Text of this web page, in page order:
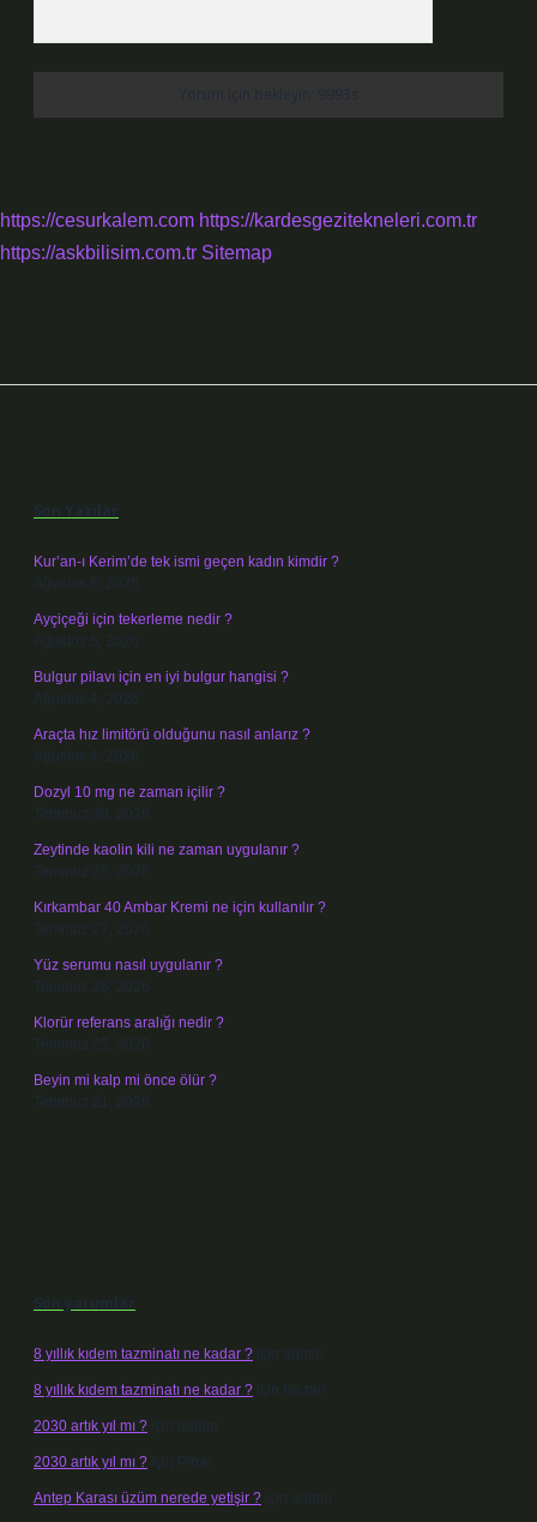
https://cesurkalem.com https://kardesgezitekneleri.com.tr
https://askbilisim.com.tr Sitemap
Son Yazılar
Kur’an-ı Kerim’de tek ismi geçen kadın kimdir ?
Ağustos 6, 2026
Ayçiçeği için tekerleme nedir ?
Ağustos 5, 2026
Bulgur pilavı için en iyi bulgur hangisi ?
Ağustos 4, 2026
Araçta hız limitörü olduğunu nasıl anlarız ?
Ağustos 4, 2026
Dozyl 10 mg ne zaman içilir ?
Temmuz 30, 2026
Zeytinde kaolin kili ne zaman uygulanır ?
Temmuz 29, 2026
Kırkambar 40 Ambar Kremi ne için kullanılır ?
Temmuz 27, 2026
Yüz serumu nasıl uygulanır ?
Temmuz 26, 2026
Klorür referans aralığı nedir ?
Temmuz 25, 2026
Beyin mi kalp mi önce ölür ?
Temmuz 21, 2026
Son yorumlar
8 yıllık kıdem tazminatı ne kadar ? için admin
8 yıllık kıdem tazminatı ne kadar ? için Nazan
2030 artık yıl mı ? için admin
2030 artık yıl mı ? için Pınar
Antep Karası üzüm nerede yetişir ? için admin